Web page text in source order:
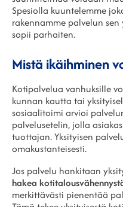
Spesiolla kuuntelemme
rakennamme palvelun
sopii parhaiten.
Mistä ikäihminen
Kotipalvelua vanhuksille
kunnan kautta tai
sosiaalitoimi arvioi
palvelusetelin, jolla
tuottajan. Yksityisen
omakustanteisesti.
Jos palvelu hankitaan
hakea
merkittävästi pienentää